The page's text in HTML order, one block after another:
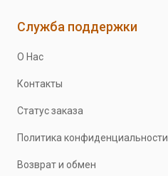
Служба поддержки
О Нас
Контакты
Статус заказа
Политика конфиденциальности
Возврат и обмен